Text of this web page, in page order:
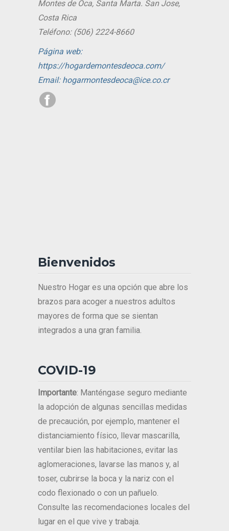
Montes de Oca, Santa Marta. San Jose,
Costa Rica
Teléfono: (506) 2224-8660
Página web:
https://hogardemontesdeoca.com/
Email: hogarmontesdeoca@ice.co.cr
Bienvenidos
Nuestro Hogar es una opción que abre los
brazos para acoger a nuestros adultos
mayores de forma que se sientan
integrados a una gran familia.
COVID-19
Importante: Manténgase seguro mediante
la adopción de algunas sencillas medidas
de precaución, por ejemplo, mantener el
distanciamiento físico, llevar mascarilla,
ventilar bien las habitaciones, evitar las
aglomeraciones, lavarse las manos y, al
toser, cubrirse la boca y la nariz con el
codo flexionado o con un pañuelo.
Consulte las recomendaciones locales del
lugar en el que vive y trabaja.